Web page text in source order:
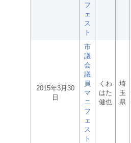
フ
ェ
ス
ト
2015年3月30
日
市
議
会
議
員
マ
ニ
フ
ェ
ス
ト
くわ
はた
健也
埼
玉
県